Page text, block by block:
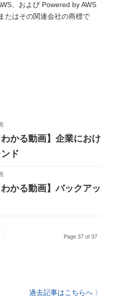
、および Powered by AWS
たはその関連会社の商標で
かる動画】企業におけ
ド
かる動画】バックアッ
Page 37 of 37
過去記事はこちらへ 〉